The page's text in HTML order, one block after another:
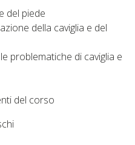
del piede
della caviglia e del
problematiche di caviglia e
del corso